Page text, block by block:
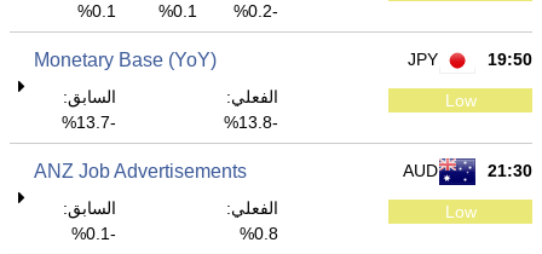
-0.2%
0.1%
0.1%
19:50
JPY
Monetary Base (YoY)
Low
الفعلي:
-13.8%
السابق:
-13.7%
21:30
AUD
ANZ Job Advertisements
Low
الفعلي:
0.8%
السابق:
-0.1%